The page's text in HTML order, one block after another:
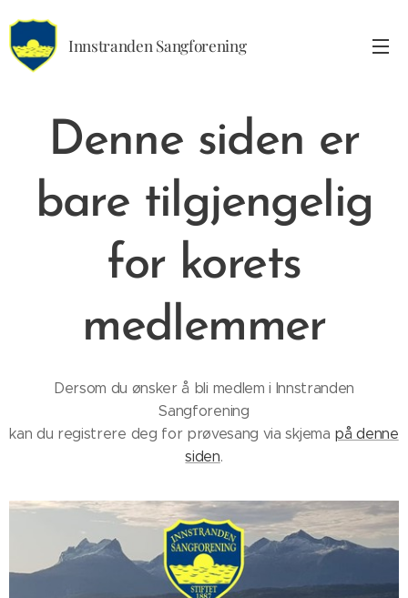
Innstranden Sangforening
Denne siden er
bare tilgjengelig
for korets
medlemmer
Dersom du ønsker å bli medlem i Innstranden
Sangforening
kan du registrere deg for prøvesang via skjema på denne
siden.